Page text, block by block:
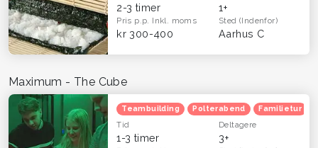
2-3 timer 1+
Pris p.p. Inkl. moms
kr 300-400
Sted(Indenfor)
Aarhus C
Maximum - The Cube
Teambuilding Polterabend Familietur
Tid
1-3 timer
Deltagere
3+